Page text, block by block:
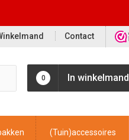
Contact
0 In winkelmand
(Tuin)accessoires